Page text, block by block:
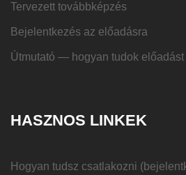
Tervezett továbbképzés
Bejelentkezés az előadásra
Útmutató — hogyan tudok
HASZNOS LINKEK
Hogyan tudsz csatlakozni